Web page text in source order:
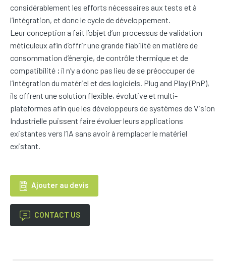
considérablement les efforts nécessaires aux tests et à
l’intégration, et donc le cycle de développement.
Leur conception a fait l’objet d’un processus de validation
méticuleux afin d’offrir une grande fiabilité en matière de
consommation d’énergie, de contrôle thermique et de
compatibilité ; il n’y a donc pas lieu de se préoccuper de
l’intégration du matériel et des logiciels. Plug and Play (PnP),
ils offrent une solution flexible, évolutive et multi-
plateformes afin que les développeurs de systèmes de Vision
Industrielle puissent faire évoluer leurs applications
existantes vers l’IA sans avoir à remplacer le matériel
existant.
Ajouter au devis
CONTACT US